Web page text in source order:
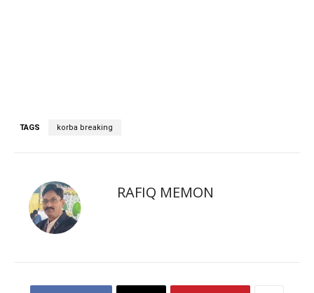
TAGS korba breaking
RAFIQ MEMON